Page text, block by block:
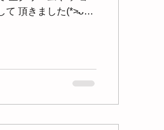
て 頂きました(*˃̵ᴗ˂̵)